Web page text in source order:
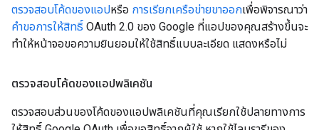
ตรวจสอบโค้ดของแอปหรือ การเรียกเครือข่ายขาออกเพื่อพิจารณาว่า
คำขอการให้สิทธิ์ OAuth 2.0 ของ Google ที่แอปของคุณสร้างขึ้นจะ
ทำให้หน้าจอขอความยินยอมให้ใช้สิทธิ์แบบละเอียด แสดงหรือไม่
ตรวจสอบโค้ดของแอปพลิเคชัน
ตรวจสอบส่วนของโค้ดของแอปพลิเคชันที่คุณเรียกใช้ปลายทางการ